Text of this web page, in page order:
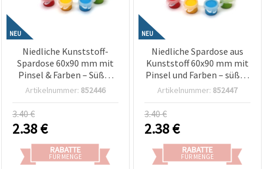
NEU
Niedliche Kunststoff-
Spardose 60x90 mm mit
Pinsel & Farben – Süßer
Bär mit Häschen-Design
Artikelnummer: 852446
3.40 €
2.38€
RABATTE
FÜR MENGE
NEU
Niedliche Spardose aus
Kunststoff 60x90 mm mit
Pinsel und Farben – süßes
Hunde-Design für Kinder,
Artikelnummer: 852447
3.40 €
2.38€
RABATTE
FÜR MENGE